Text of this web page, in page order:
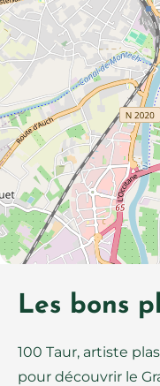
Les bons
100 Taur, artiste
pour découvrir le